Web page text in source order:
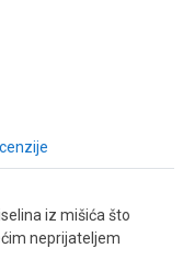
iz mišića što
neprijateljem